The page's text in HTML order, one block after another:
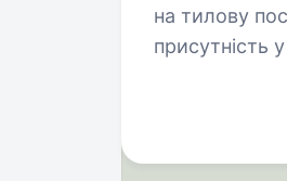
на тилову
присутність